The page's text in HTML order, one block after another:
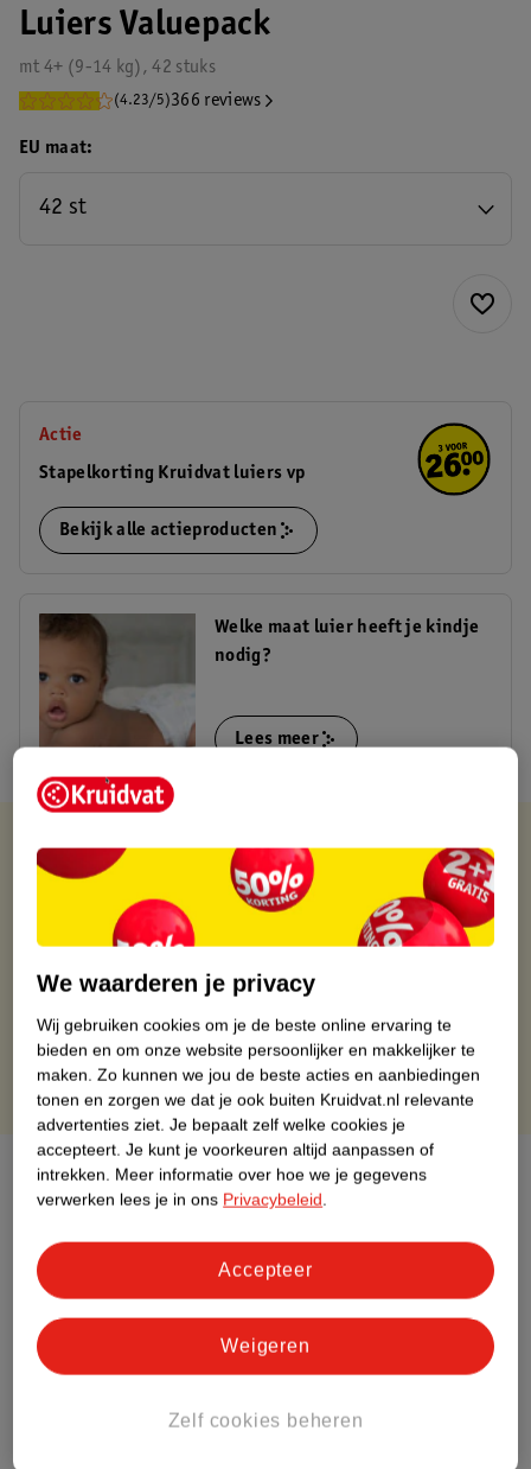
Luiers Valuepack
mt 4+ (9-14 kg), 42 stuks
(4.23/5)366 reviews
EU maat
42 st
Actie
Stapelkorting Kruidvat luiers vp
Bekijk alle actieproducten
Welke maat luier heeft je kindje
nodig?
Lees meer
Kruidvat is altijd voordelig
Gratis ophalen in de winkel
Op werkdagen voor 22:00 uur besteld, volgende dag in huis
Gratis retourneren binnen 30 dagen
Gratis punten met je Kruidvat kaart
Over dit product
Etiketinformatie
Nature Impact Score
Impact Score.
We waarderen je privacy
Wij gebruiken cookies om je de beste online ervaring te
bieden en om onze website persoonlijker en makkelijker te
maken. Zo kunnen we jou de beste acties en aanbiedingen
tonen en zorgen we dat je ook buiten Kruidvat.nl relevante
advertenties ziet. Je bepaalt zelf welke cookies je
accepteert. Je kunt je voorkeuren altijd aanpassen of
intrekken. Meer informatie over hoe we je gegevens
verwerken lees je in ons Privacybeleid.
Zelf cookies beheren
Weigeren
Accepteer